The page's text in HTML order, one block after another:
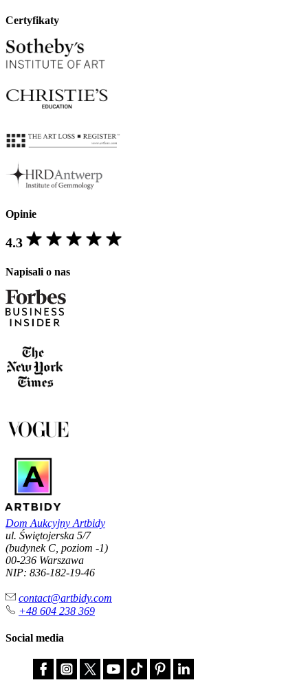
Certyfikaty
Opinie
4.3
Napisali o nas
Dom Aukcyjny Artbidy
ul. Świętojerska 5/7
(budynek C, poziom -1)
00-236 Warszawa
NIP: 836-182-19-46
contact@artbidy.com
+48 604 238 369
Social media